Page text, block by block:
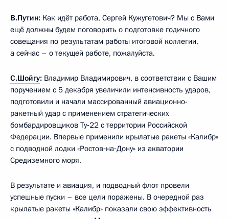
В.Путин: Как идёт работа, Сергей Кужугетович? Мы с Вами
ещё должны будем поговорить о подготовке годичного
совещания по результатам работы итоговой коллегии,
а сейчас – о текущей работе, пожалуйста.
С.Шойгу: Владимир Владимирович, в соответствии с Вашим
поручением с 5 декабря увеличили интенсивность ударов,
подготовили и начали массированный авиационно-
ракетный удар с применением стратегических
бомбардировщиков Ту‑22 с территории Российской
Федерации. Впервые применили крылатые ракеты «Калибр»
с подводной лодки «Ростов‑на‑Дону» из акватории
Средиземного моря.
В результате и авиация, и подводный флот провели
успешные пуски – все цели поражены. В очередной раз
крылатые ракеты «Калибр» показали свою эффективность